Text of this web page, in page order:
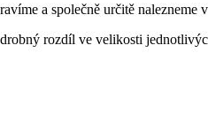
a společně určitě nalezneme
rozdíl ve velikosti